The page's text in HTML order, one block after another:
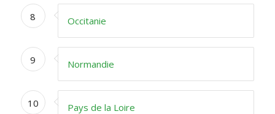
8 Occitanie
9 Normandie
10 Pays de la Loire